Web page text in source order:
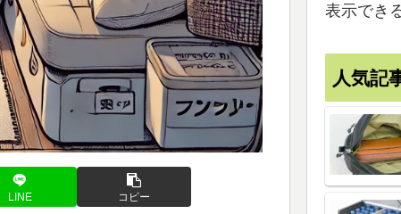
LINE コピー
表示でき
人気記